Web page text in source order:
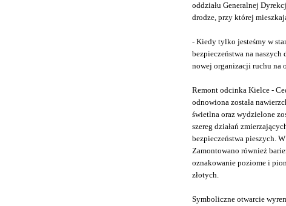
oddziału Generalnej
drodze, przy której
- Kiedy tylko jesteśmy w
bezpieczeństwa na
nowej organizacji ruchu na
Remont odcinka Kielce -
odnowiona została
świetlna oraz wydzielone
szereg działań
bezpieczeństwa pieszych.
Zamontowano również
oznakowanie poziome i
złotych.
Symboliczne otwarcie